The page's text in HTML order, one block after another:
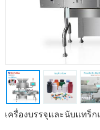
เครื่องบรรจุและนับแทร็